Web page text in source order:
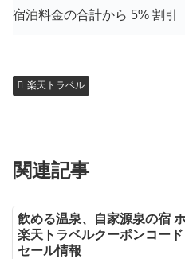
宿泊料金の合計から 5% 割引
楽天トラベル
関連記事
飲める温泉、自家源泉の宿
楽天トラベルクーポンコー
セール情報